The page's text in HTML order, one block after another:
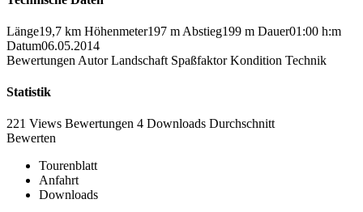
Länge19,7 km Höhenmeter197 m Abstieg199 m Dauer01:00 h:m
Datum06.05.2014
Bewertungen Autor Landschaft Spaßfaktor Kondition Technik
Statistik
221 Views Bewertungen 4 Downloads Durchschnitt
Bewerten
Tourenblatt
Anfahrt
Downloads